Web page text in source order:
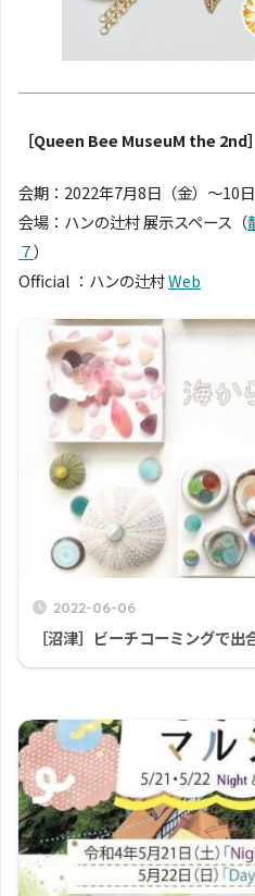
［Queen Bee MuseuM the 2nd］
会期：2022年7月8日（金）〜10
会場：ハンの辻村 展示スペース（
７）
Official ：ハンの辻村Web
2022-06-06
［沼津］ビーチコーミングで